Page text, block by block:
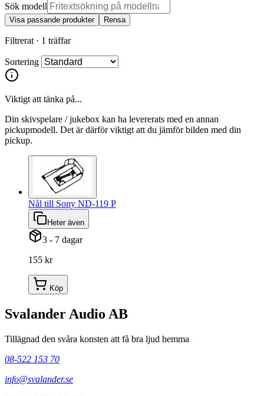
Sök modell
Visa passande produkter Rensa
Filtrerat · 1 träffar
Sortering
Viktigt att tänka på...
Din skivspelare / jukebox kan ha levererats med en annan
pickupmodell. Det är därför viktigt att du jämför bilden med din
pickup.
Nål till Sony ND-119 P
Heter även
3 - 7 dagar
155 kr
Köp
Svalander Audio AB
Tillägnad den svåra konsten att få bra ljud hemma
08-522 153 70
info@svalander.se